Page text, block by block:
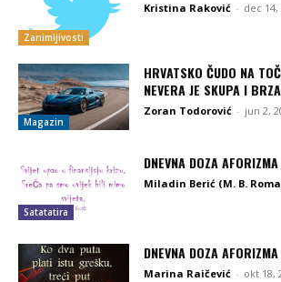
Zanimljivosti
Kristina Raković - dec 14,
Magazin
HRVATSKO ČUDO NA
NEVERA JE SKUPA I BRZA
Zoran Todorović - jun 2,
Satatatira
DNEVNA DOZA AFORIZMA
Miladin Berić (M. B.
DNEVNA DOZA AFORIZMA
Marina Raičević - okt 18,